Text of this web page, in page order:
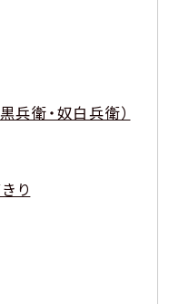
兵衛・奴白兵衛）
り